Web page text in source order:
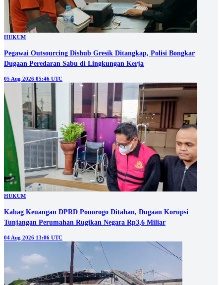
HUKUM
Pegawai Outsourcing Dishub Gresik Ditangkap, Polisi Bongkar
Dugaan Peredaran Sabu di Lingkungan Kerja
05 Aug 2026 05:46 UTC
HUKUM
Kabag Keuangan DPRD Ponorogo Ditahan, Dugaan Korupsi
Tunjangan Perumahan Rugikan Negara Rp3,6 Miliar
04 Aug 2026 13:06 UTC